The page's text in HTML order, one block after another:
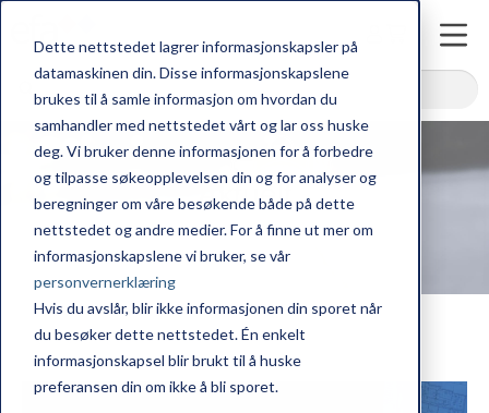
Dette nettstedet lagrer informasjonskapsler på
datamaskinen din. Disse informasjonskapslene
brukes til å samle informasjon om hvordan du
samhandler med nettstedet vårt og lar oss huske
deg. Vi bruker denne informasjonen for å forbedre
og tilpasse søkeopplevelsen din og for analyser og
beregninger om våre besøkende både på dette
nettstedet og andre medier. For å finne ut mer om
informasjonskapslene vi bruker, se vår
personvernerklæring
Hvis du avslår, blir ikke informasjonen din sporet når
du besøker dette nettstedet. Én enkelt
informasjonskapsel blir brukt til å huske
preferansen din om ikke å bli sporet.
Aktuelt